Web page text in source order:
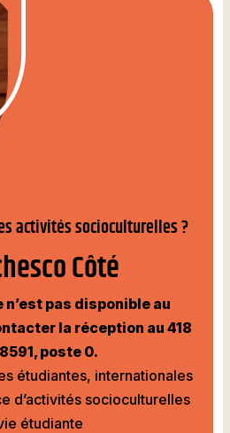
activités socioculturelles ?
Côté
pas disponible au
la réception au 418
poste 0.
étudiantes, internationales
d’activités socioculturelles
étudiante